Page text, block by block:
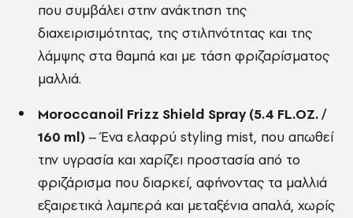
που συμβάλει στην ανάκτηση της
διαχειρισιμότητας, της στιλπνότητας και της
λάμψης στα θαμπά και με τάση φριζαρίσματος
μαλλιά.
Moroccanoil Frizz Shield Spray (5.4 FL.OZ. /
160 ml) – Ένα ελαφρύ styling mist, που απωθεί
την υγρασία και χαρίζει προστασία από το
φριζάρισμα που διαρκεί, αφήνοντας τα μαλλιά
εξαιρετικά λαμπερά και μεταξένια απαλά, χωρίς